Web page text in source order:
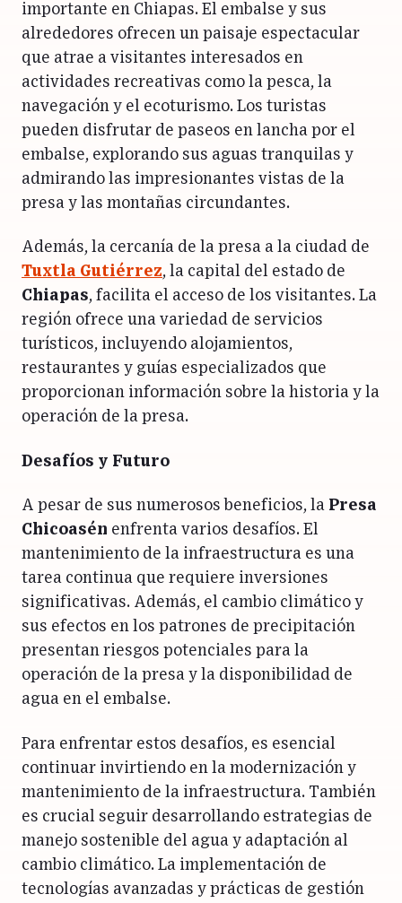
importante en Chiapas. El embalse y sus
alrededores ofrecen un paisaje espectacular
que atrae a visitantes interesados en
actividades recreativas como la pesca, la
navegación y el ecoturismo. Los turistas
pueden disfrutar de paseos en lancha por el
embalse, explorando sus aguas tranquilas y
admirando las impresionantes vistas de la
presa y las montañas circundantes.
Además, la cercanía de la presa a la ciudad de
Tuxtla Gutiérrez, la capital del estado de
Chiapas, facilita el acceso de los visitantes. La
región ofrece una variedad de servicios
turísticos, incluyendo alojamientos,
restaurantes y guías especializados que
proporcionan información sobre la historia y la
operación de la presa.
Desafíos y Futuro
A pesar de sus numerosos beneficios, la Presa
Chicoasén enfrenta varios desafíos. El
mantenimiento de la infraestructura es una
tarea continua que requiere inversiones
significativas. Además, el cambio climático y
sus efectos en los patrones de precipitación
presentan riesgos potenciales para la
operación de la presa y la disponibilidad de
agua en el embalse.
Para enfrentar estos desafíos, es esencial
continuar invirtiendo en la modernización y
mantenimiento de la infraestructura. También
es crucial seguir desarrollando estrategias de
manejo sostenible del agua y adaptación al
cambio climático. La implementación de
tecnologías avanzadas y prácticas de gestión